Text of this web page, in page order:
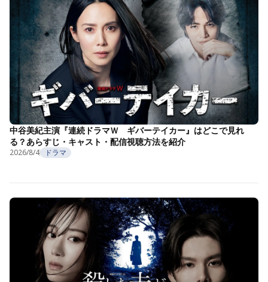
中谷美紀主演『連続ドラマＷ ギバーテイカー』はどこで見れ
る？あらすじ・キャスト・配信視聴方法を紹介
2026/8/4 ドラマ